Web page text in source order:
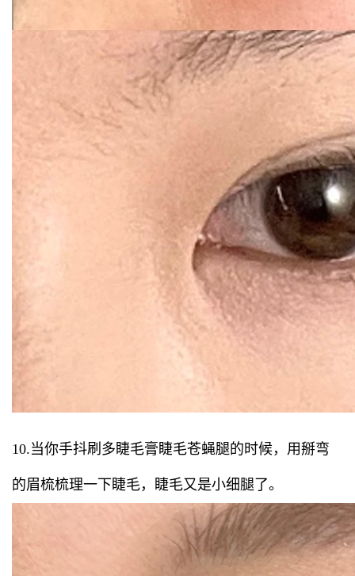
10.当你手抖刷多睫毛膏睫毛苍蝇腿的时候，用掰弯
的眉梳梳理一下睫毛，睫毛又是小细腿了。